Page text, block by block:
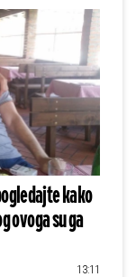
kako
ovoga su ga
13:11